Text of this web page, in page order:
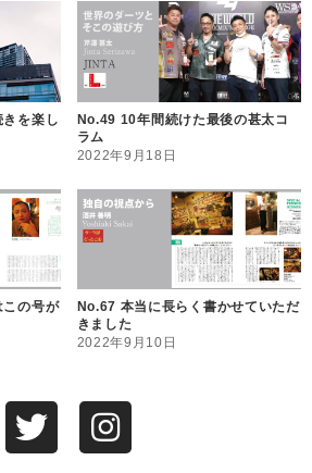
を楽し
No.49 10年間続けた最後の甚太コ
ラム
2022年9月18日
この号が
No.67 本当に長らく書かせていただ
きました
2022年9月10日